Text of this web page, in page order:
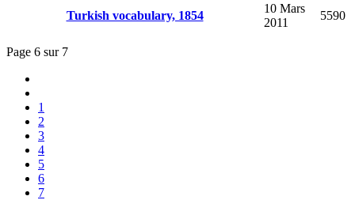
Turkish vocabulary, 1854
10 Mars
2011
5590
Page 6 sur 7
1
2
3
4
5
6
7